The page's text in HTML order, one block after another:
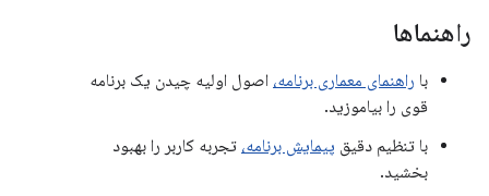
راهنماها
با راهنمای معماری برنامه، اصول اولیه چیدن یک برنامه
قوی را بیاموزید.
با تنظیم دقیق پیمایش برنامه، تجربه کاربر را بهبود
بخشید.